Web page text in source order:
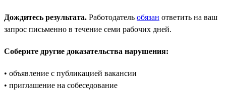
Дождитесь результата. Работодатель обязан ответить на ваш
запрос письменно в течение семи рабочих дней.
Соберите другие доказательства нарушения:
• объявление с публикацией вакансии
• приглашение на собеседование